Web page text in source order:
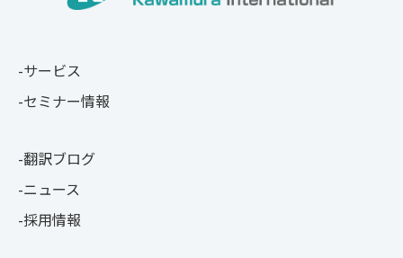
サービス
セミナー情報
翻訳ブログ
ニュース
採用情報